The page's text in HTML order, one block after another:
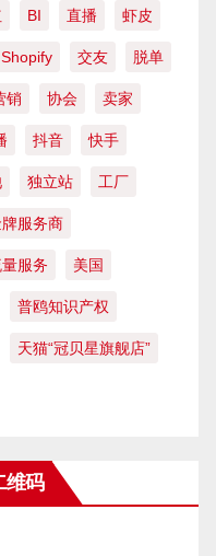
BI 直播 虾皮
Shopify 交友 脱单
销 协会 卖家
抖音 快手
独立站 工厂
服务商
服务 美国
普鸥知识产权
天猫“冠贝星旗舰店”
维码